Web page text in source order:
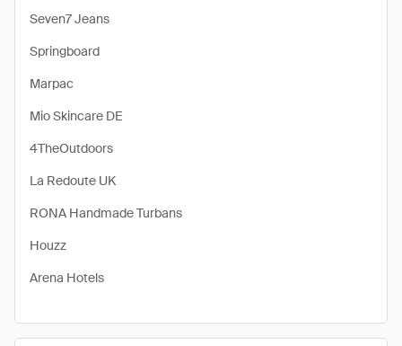
Seven7 Jeans
Springboard
Marpac
Mio Skincare DE
4TheOutdoors
La Redoute UK
RONA Handmade Turbans
Houzz
Arena Hotels